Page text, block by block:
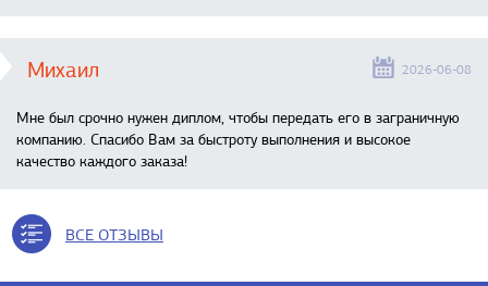
Михаил 2026-06-08
Мне был срочно нужен диплом, чтобы передать его в заграничную
компанию. Спасибо Вам за быстроту выполнения и высокое
качество каждого заказа!
ВСЕ ОТЗЫВЫ